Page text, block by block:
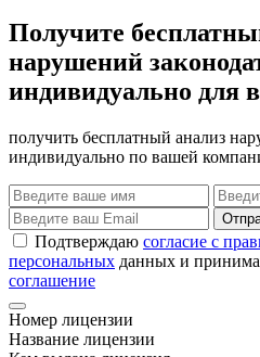
Получите
нарушений
индивидуально для
получить бесплатный анализ
индивидуально по вашей
Подтверждаю согласие с
персональных данных и
соглашение
Номер лицензии
Название лицензии